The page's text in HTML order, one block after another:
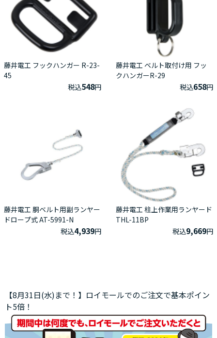
藤井電工 フックハンガー R-23-
45
税込548円
藤井電工 ベルト取付け用 フッ
クハンガーR-29
税込658円
藤井電工 胴ベルト用副ランヤー
ドロープ式 AT-5991-N
税込4,939円
藤井電工 柱上作業用ランヤード
THL-11BP
税込9,669円
【8月31日(水)まで！】ロイモールでのご注文で基本ポイン
ト5倍！